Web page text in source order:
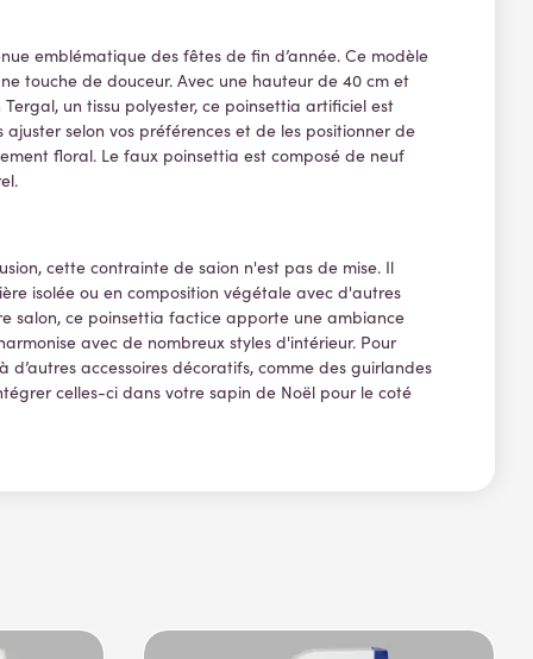
emblématique des fêtes de fin d’année. Ce modèle
touche de douceur. Avec une hauteur de 40 cm et
Tergal, un tissu polyester, ce poinsettia artificiel est
selon vos préférences et de les positionner de
floral. Le faux poinsettia est composé de neuf
cette contrainte de saion n'est pas de mise. Il
isolée ou en composition végétale avec d'autres
salon, ce poinsettia factice apporte une ambiance
avec de nombreux styles d'intérieur. Pour
accessoires décoratifs, comme des guirlandes
celles-ci dans votre sapin de Noël pour le coté